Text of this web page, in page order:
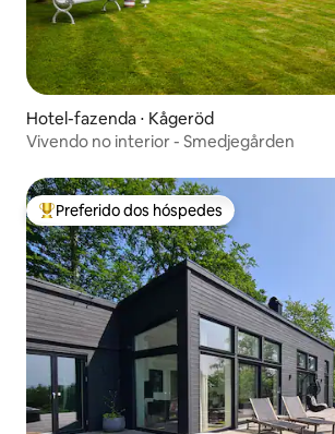
Hotel-fazenda ⋅ Kågeröd
Vivendo no interior - Smedjegården
Entre os melhores preferidos dos hóspedes
Preferido dos hóspedes